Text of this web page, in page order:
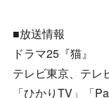
■放送情報
ドラマ25『猫』
テレビ東京、テレ
「ひかりTV」「